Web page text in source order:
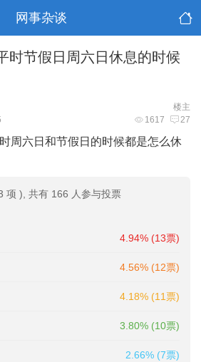
网事杂谈
时节假日周六日休息的时候
楼主
1617 27
周六日和节假日的时候都是怎么休
项 ), 共有 166 人参与投票
4.94% (13票)
4.56% (12票)
4.18% (11票)
3.80% (10票)
2.66% (7票)